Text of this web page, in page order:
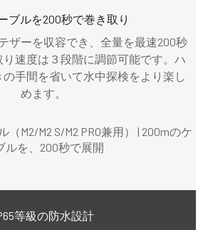
ブルを200秒で巻き取り
ザーを収容でき、全量を最速200秒
速度は３段階に調節可能です。ハ
手間を省いて水中探検をより楽し
めます。
等級の防水設計